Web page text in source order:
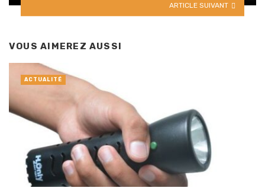
ARTICLE SUIVANT
VOUS AIMEREZ AUSSI
ACTUALITÉ